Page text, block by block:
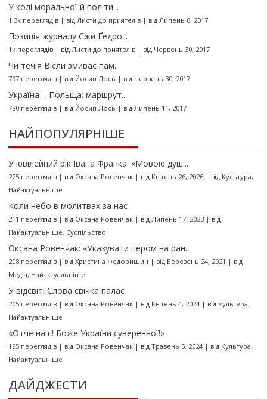
У колі моральної й політи...
1.3k переглядів| від Листи до приятелів| від Липень 6, 2017
Позиція журналу Єжи Ґедро...
1k переглядів| від Листи до приятелів| від Червень 30, 2017
Чи течія Вісли змиває пам...
797 переглядів| від Йосип Лось | від Червень 30, 2017
Україна – Польща: маршрут...
780 переглядів| від Йосип Лось | від Липень 11, 2017
НАЙПОПУЛЯРНІШЕ
У ювілейний рік Івана Франка. «Мовою душ...
225 переглядів| від Оксана Ровенчак| від Квітень 26, 2026| від Культура,
Найактуальніше
Коли небо в молитвах за нас
211 переглядів| від Оксана Ровенчак| від Липень 17, 2023| від
Найактуальніше, Суспільство
Оксана Ровенчак: «Указувати пером на ран...
208 переглядів| від Христина Федоришин | від Березень 24, 2021 | від
Медіа, Найактуальніше
У відсвіті Слова свічка палає
205 переглядів| від Оксана Ровенчак| від Квітень 4, 2024| від Культура,
Найактуальніше
«Отче наш! Боже України суверенної!»
195 переглядів| від Оксана Ровенчак| від Травень 5, 2024| від Культура,
Найактуальніше
ДАЙДЖЕСТИ